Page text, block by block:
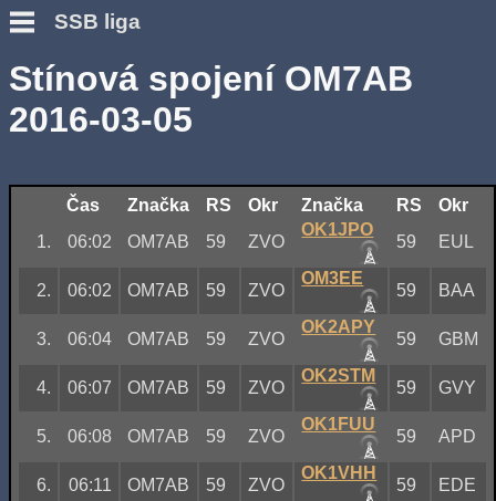
SSB liga
Stínová spojení OM7AB
2016-03-05
Čas Značka RS Okr Značka RS
Okr
1.
06:02 OM7AB 59 ZVO
OK1JPO
59 EUL
2. 06:02 OM7AB 59 ZVO
OM3EE
59 BAA
3. 06:04 OM7AB 59 ZVO
OK2APY
59 GBM
4. 06:07 OM7AB 59 ZVO
OK2STM
59 GVY
5. 06:08 OM7AB 59 ZVO
OK1FUU
59 APD
6. 06:11 OM7AB 59 ZVO
OK1VHH
59 EDE